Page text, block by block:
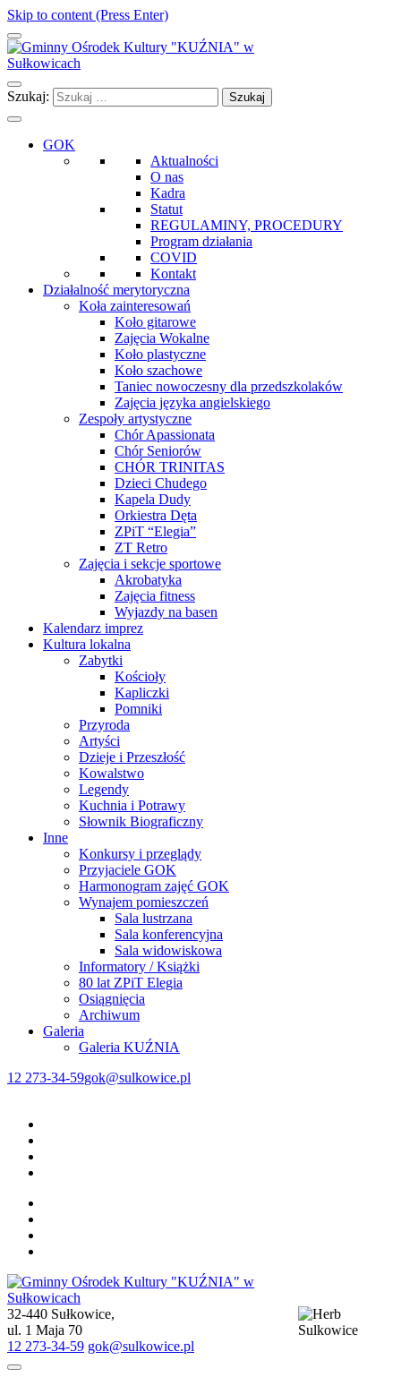
Skip to content (Press Enter)
Gminny Ośrodek Kultury "KUŹNIA" w Sułkowicach
Szukaj:
GOK
Aktualności
O nas
Kadra
Statut
REGULAMINY, PROCEDURY
Program działania
COVID
Kontakt
Działalność merytoryczna
Koła zainteresowań
Koło gitarowe
Zajęcia Wokalne
Koło plastyczne
Koło szachowe
Taniec nowoczesny dla przedszkolaków
Zajęcia języka angielskiego
Zespoły artystyczne
Chór Apassionata
Chór Seniorów
CHÓR TRINITAS
Dzieci Chudego
Kapela Dudy
Orkiestra Dęta
ZPiT “Elegia”
ZT Retro
Zajęcia i sekcje sportowe
Akrobatyka
Zajęcia fitness
Wyjazdy na basen
Kalendarz imprez
Kultura lokalna
Zabytki
Kościoły
Kapliczki
Pomniki
Przyroda
Artyści
Dzieje i Przeszłość
Kowalstwo
Legendy
Kuchnia i Potrawy
Słownik Biograficzny
Inne
Konkursy i przeglądy
Przyjaciele GOK
Harmonogram zajęć GOK
Wynajem pomieszczeń
Sala lustrzana
Sala konferencyjna
Sala widowiskowa
Informatory / Książki
80 lat ZPiT Elegia
Osiągnięcia
Archiwum
Galeria
Galeria KUŹNIA
12 273-34-59gok@sulkowice.pl
Gminny Ośrodek Kultury "KUŹNIA" w Sułkowicach
32-440 Sułkowice,
ul. 1 Maja 70
12 273-34-59 gok@sulkowice.pl